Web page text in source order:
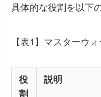
具体的な役割を以下
【表1】マスターウ
役
割
説明